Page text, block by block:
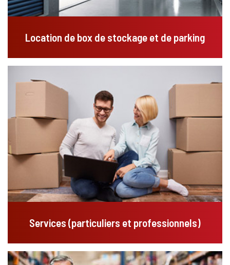
Location de box de stockage et de parking
Services (particuliers et professionnels)